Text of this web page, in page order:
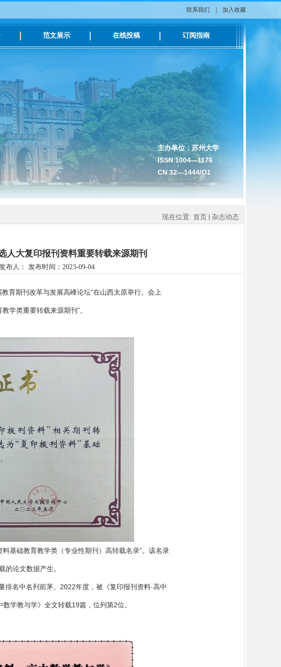
联系我们 加入收藏
范文展示 在线投稿 订阅指南
主办单位：苏州大学
ISSN 1004—1176
CN 32—1444/O1
现在位置: 首页 杂志动态
人大复印报刊资料重要转载来源期刊
布人： 发布时间：2023-09-04
育期刊改革与发展高峰论坛”在山西太原举行。会上
学类重要转载来源期刊”。
基础教育教学类（专业性期刊）高转载名录”。该名录
的论文数据产生。
排名中名列前茅。 2022年度，被《复印报刊资料·高中
数学教与学》全文转载19篇，位列第2位。